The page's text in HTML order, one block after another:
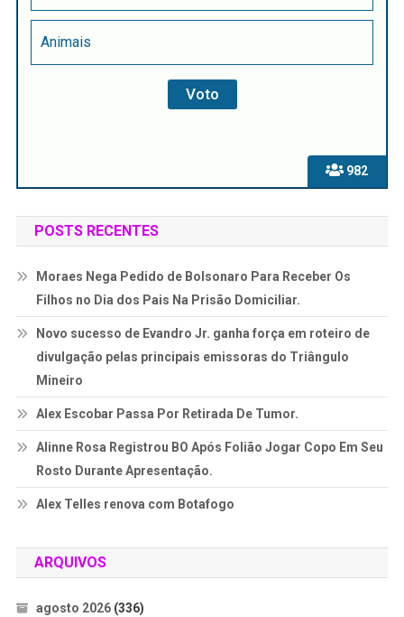
982
Animais
POSTS RECENTES
Moraes Nega Pedido de Bolsonaro Para Receber Os
Filhos no Dia dos Pais Na Prisão Domiciliar.
Novo sucesso de Evandro Jr. ganha força em roteiro de
divulgação pelas principais emissoras do Triângulo
Mineiro
Alex Escobar Passa Por Retirada De Tumor.
Alinne Rosa Registrou BO Após Folião Jogar Copo Em Seu
Rosto Durante Apresentação.
Alex Telles renova com Botafogo
ARQUIVOS
agosto 2026(336)